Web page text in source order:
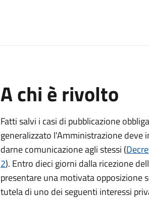
A chi è rivolto
Fatti salvi i casi di pubblicazione
generalizzato l'Amministrazione
darne comunicazione agli stessi (
2). Entro dieci giorni dalla ricezione
presentare una motivata opposizione
tutela di uno dei seguenti interessi